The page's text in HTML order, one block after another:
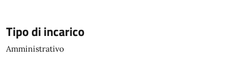
Tipo di incarico
Amministrativo